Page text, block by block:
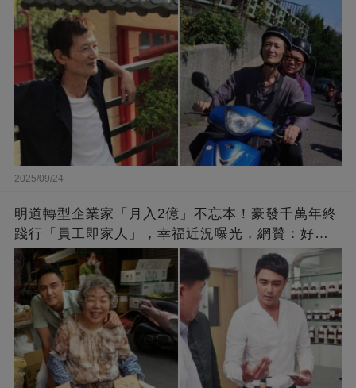
2025/09/24
明道轉型企業家「月入2億」不忘本！豪發千萬年終
踐行「員工即家人」，幸福近況曝光，網贊：好老
闆的福報